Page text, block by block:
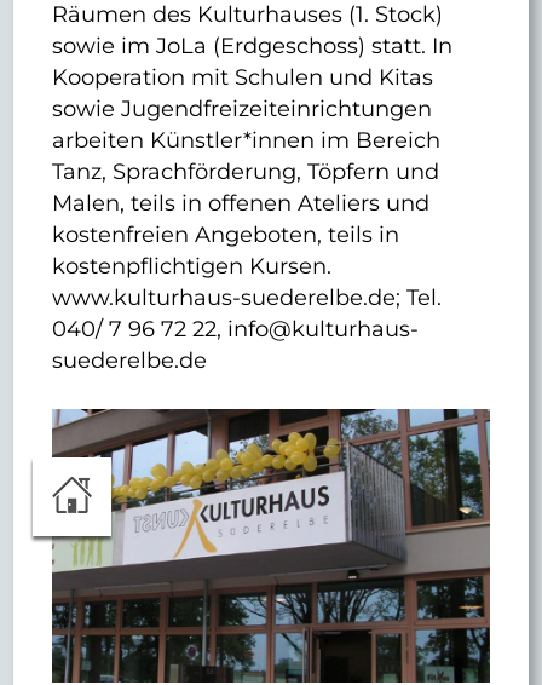
Räumen des Kulturhauses (1. Stock)
sowie im JoLa (Erdgeschoss) statt. In
Kooperation mit Schulen und Kitas
sowie Jugendfreizeiteinrichtungen
arbeiten Künstler*innen im Bereich
Tanz, Sprachförderung, Töpfern und
Malen, teils in offenen Ateliers und
kostenfreien Angeboten, teils in
kostenpflichtigen Kursen.
www.kulturhaus-suederelbe.de; Tel.
040/ 7 96 72 22, info@kulturhaus-
suederelbe.de